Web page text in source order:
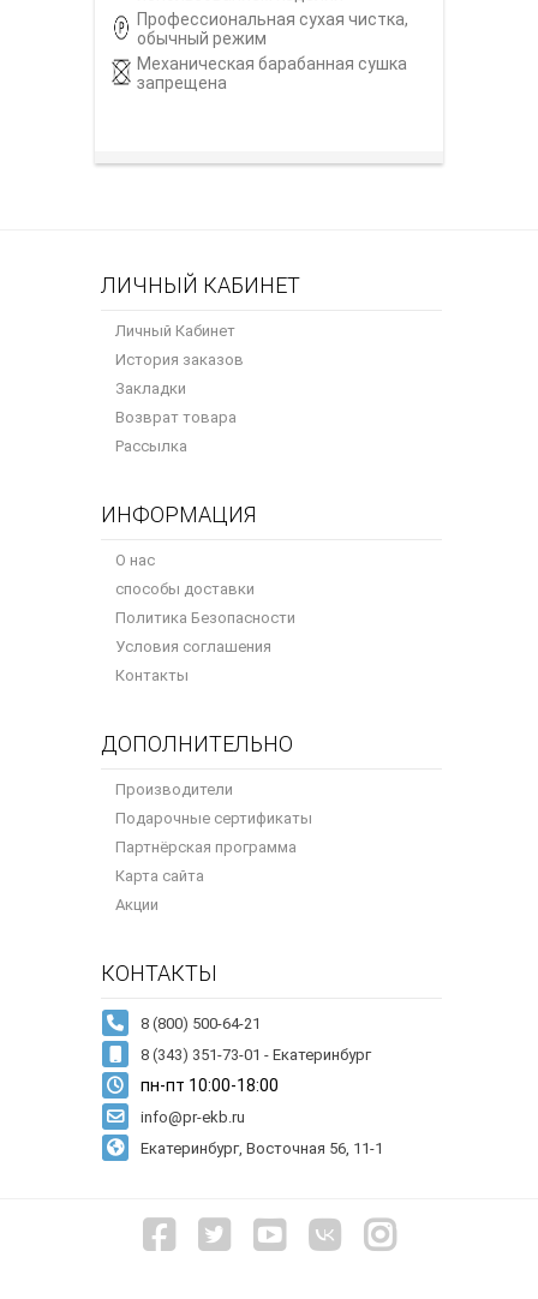
Профессиональная сухая чистка,
обычный режим
Механическая барабанная сушка
запрещена
ЛИЧНЫЙ КАБИНЕТ
Личный Кабинет
История заказов
Закладки
Возврат товара
Рассылка
ИНФОРМАЦИЯ
О нас
способы доставки
Политика Безопасности
Условия соглашения
Контакты
ДОПОЛНИТЕЛЬНО
Производители
Подарочные сертификаты
Партнёрская программа
Карта сайта
Акции
КОНТАКТЫ
8 (343) 351-73-01 - Екатеринбург
пн-пт 10:00-18:00
info@pr-ekb.ru
Екатеринбург, Восточная 56, 11-1